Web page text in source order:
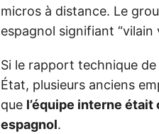
micros à distance. Le
espagnol signifiant “vilain
Si le rapport technique de
État, plusieurs anciens
que l’équipe interne
espagnol.